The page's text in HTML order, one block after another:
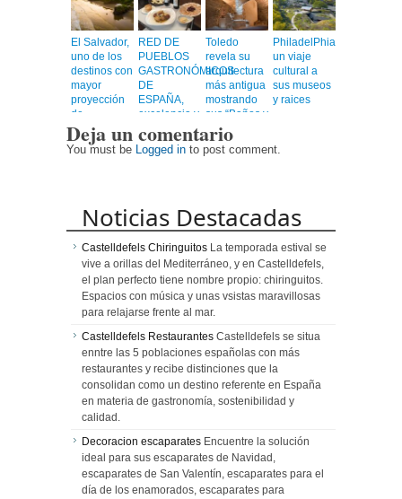
El Salvador,
uno de los
destinos con
mayor
proyección
de
Centroamérica
RED DE
PUEBLOS
GASTRONÓMICOS
DE
ESPAÑA,
excelencia y
un viaje
emocionante
Toledo
revela su
arquitectura
más antigua
mostrando
sus “Baños y
Mezquitas”
PhiladelPhia,
un viaje
cultural a
sus museos
y raices
Deja un comentario
You must be Logged in to post comment.
Noticias Destacadas
Castelldefels Chiringuitos La temporada estival se
vive a orillas del Mediterráneo, y en Castelldefels,
el plan perfecto tiene nombre propio: chiringuitos.
Espacios con música y unas vsistas maravillosas
para relajarse frente al mar.
Castelldefels Restaurantes Castelldefels se situa
enntre las 5 poblaciones españolas con más
restaurantes y recibe distinciones que la
consolidan como un destino referente en España
en materia de gastronomía, sostenibilidad y
calidad.
Decoracion escaparates Encuentre la solución
ideal para sus escaparates de Navidad,
escaparates de San Valentín, escaparates para el
día de los enamorados, escaparates para